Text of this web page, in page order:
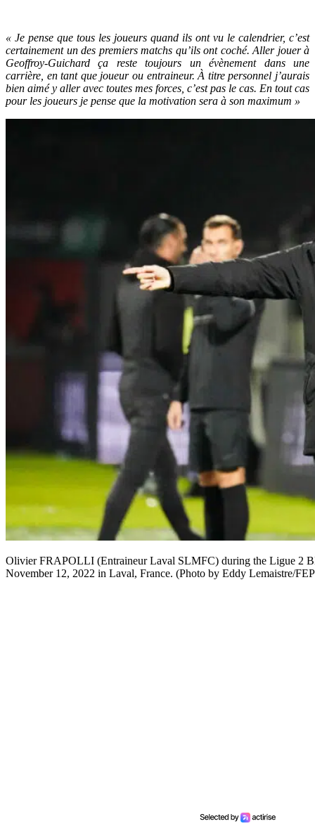
« Je pense que tous les joueurs quand ils ont vu le calendrier, c’est
certainement un des premiers matchs qu’ils ont coché. Aller jouer à
Geoffroy-Guichard ça reste toujours un évènement dans une
carrière, en tant que joueur ou entraineur. À titre personnel j’aurais
bien aimé y aller avec toutes mes forces, c’est pas le cas. En tout cas
pour les joueurs je pense que la motivation sera à son maximum »
Olivier FRAPOLLI (Entraineur Laval SLMFC) during the Ligue 2
November 12, 2022 in Laval, France. (Photo by Eddy Lemaistre/